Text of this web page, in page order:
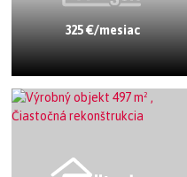
325 €/mesiac